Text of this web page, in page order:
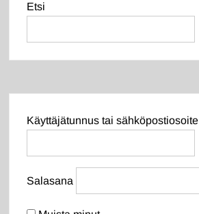
Etsi
Käyttäjätunnus tai sähköpostiosoite
Salasana